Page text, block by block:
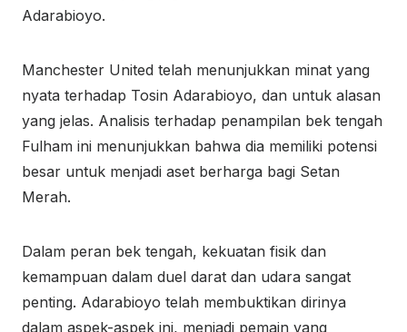
Adarabioyo.
Manchester United telah menunjukkan minat yang
nyata terhadap Tosin Adarabioyo, dan untuk alasan
yang jelas. Analisis terhadap penampilan bek tengah
Fulham ini menunjukkan bahwa dia memiliki potensi
besar untuk menjadi aset berharga bagi Setan
Merah.
Dalam peran bek tengah, kekuatan fisik dan
kemampuan dalam duel darat dan udara sangat
penting. Adarabioyo telah membuktikan dirinya
dalam aspek-aspek ini, menjadi pemain yang